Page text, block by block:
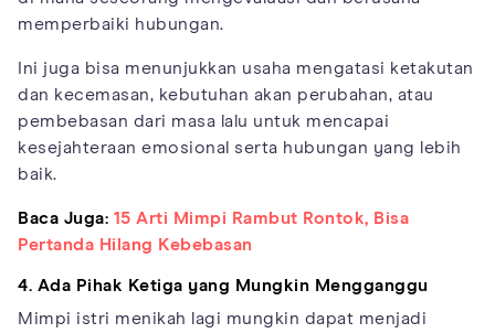
memperbaiki hubungan.
Ini juga bisa menunjukkan usaha mengatasi ketakutan
dan kecemasan, kebutuhan akan perubahan, atau
pembebasan dari masa lalu untuk mencapai
kesejahteraan emosional serta hubungan yang lebih
baik.
Baca Juga: 15 Arti Mimpi Rambut Rontok, Bisa
Pertanda Hilang Kebebasan
4. Ada Pihak Ketiga yang Mungkin Mengganggu
Mimpi istri menikah lagi mungkin dapat menjadi